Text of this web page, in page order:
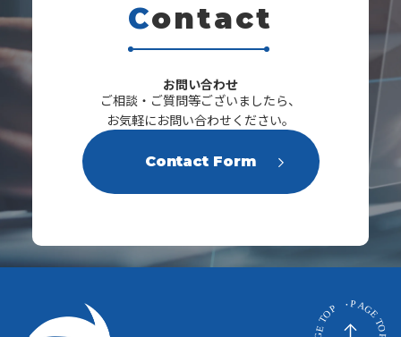
Contact
お問い合わせ
ご相談・ご質問等ございましたら、
お気軽にお問い合わせください。
Contact Form